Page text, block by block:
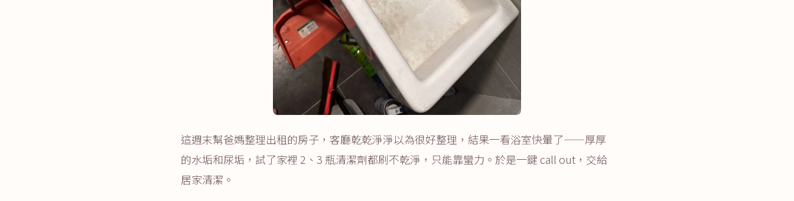
這週末幫爸媽整理出租的房子，客廳乾乾淨淨以為很好整理，結果一看浴室快暈了——厚厚
的水垢和尿垢，試了家裡 2、3 瓶清潔劑都刷不乾淨，只能靠蠻力。於是一鍵 call out，交給
居家清潔。